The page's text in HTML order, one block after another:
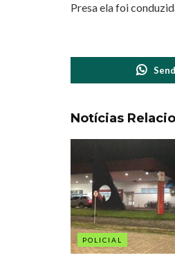
Presa ela foi
Send
Notícias
POLICIAL